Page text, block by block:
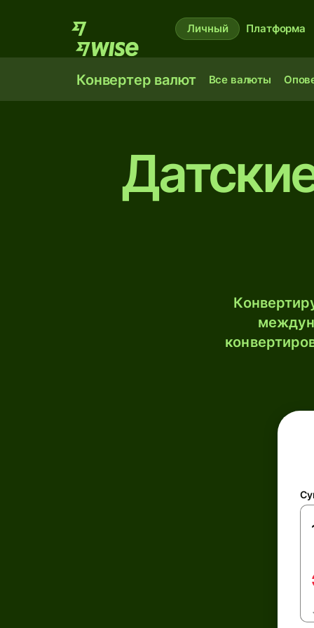
Личный Платформа
Конвертер валют Все валюты